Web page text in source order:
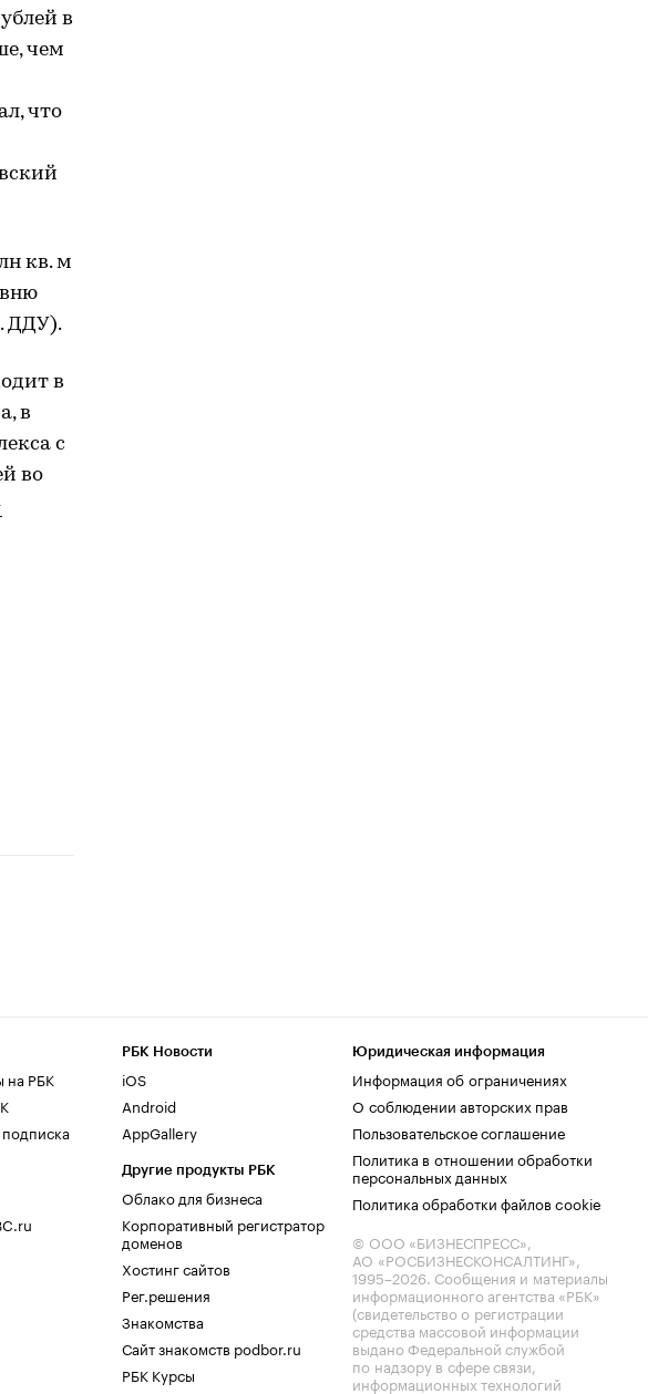
в
чем
что
кв. м
ДДУ).
в
в
с
во
на РБК
РБК Новости
iOS
Android
AppGallery
Другие продукты РБК
Облако для бизнеса
Корпоративный регистратор
доменов
Хостинг сайтов
Рег.решения
Знакомства
Сайт знакомств podbor.ru
РБК Курсы
Юридическая информация
Информация об ограничениях
О соблюдении авторских прав
Пользовательское соглашение
Политика в отношении обработки
персональных данных
Политика обработки файлов cookie
© ООО «БИЗНЕСПРЕСС»,
АО «РОСБИЗНЕСКОНСАЛТИНГ»,
1995–2026. Сообщения и материалы
информационного агентства «РБК»
(свидетельство о регистрации
средства массовой информации
выдано Федеральной службой
по надзору в сфере связи,
информационных технологий